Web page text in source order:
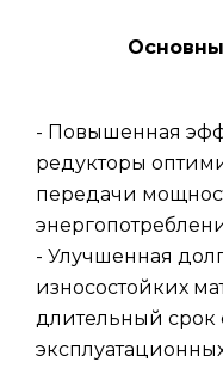
- Повышенная
редукторы
передачи
- Улучшенная
износостойких
длительный